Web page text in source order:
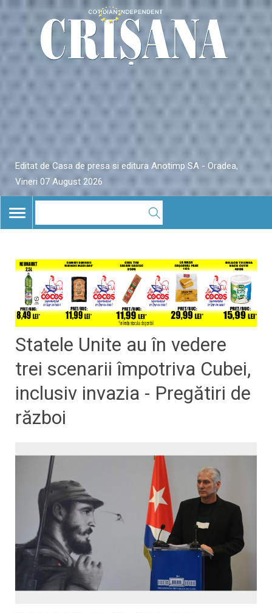
Editat de Casa de presa si editura Anotimp SA - Oradea,
Vineri 07 August 2026
TOGGLE
NAVIGATION
Statele Unite au în vedere
trei scenarii împotriva Cubei,
inclusiv invazia - Pregătiri de
război